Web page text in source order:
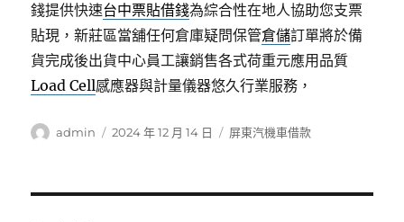
錢提供快速台中票貼借錢為綜合性在地人協助您支票
貼現，新莊區當舖任何倉庫疑問保管倉儲訂單將於備
貨完成後出貨中心員工讓銷售各式荷重元應用品質
Load Cell感應器與計量儀器悠久行業服務，
作
admin
發
2024 年 12 月 14 日
分
屏東汽機車借款